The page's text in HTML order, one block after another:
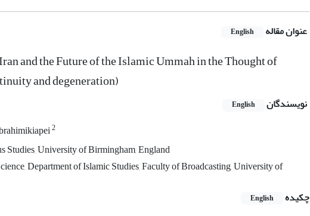
عنوان مقاله English
and the Future of the Islamic Ummah in the Thought of
and degeneration)
نویسندگان English
2
Studies, University of Birmingham, England
Department of Islamic Studies, Faculty of Broadcasting, University of
چکیده
English